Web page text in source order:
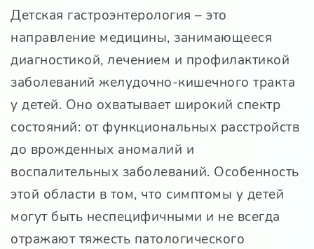
Детская гастроэнтерология – это
направление медицины, занимающееся
диагностикой, лечением и профилактикой
заболеваний желудочно-кишечного тракта
у детей. Оно охватывает широкий спектр
состояний: от функциональных расстройств
до врожденных аномалий и
воспалительных заболеваний. Особенность
этой области в том, что симптомы у детей
могут быть неспецифичными и не всегда
отражают тяжесть патологического